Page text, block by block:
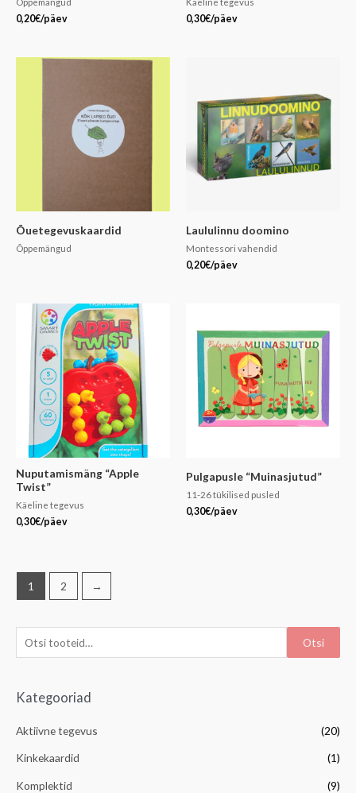
Otsi
Kategooriad
Aktiivne tegevus (20)
Kinkekaardid (1)
Komplektid (9)
0,20€/päev 0,30€/päev
Õuetegevuskaardid
Õppemängud
Laululinnu doomino
Montessori vahendid
0,20€/päev
Nuputamismäng “Apple
Twist”
Käeline tegevus
0,30€/päev
Pulgapusle “Muinasjutud”
11-26 tükilised pusled
0,30€/päev
1 2 →